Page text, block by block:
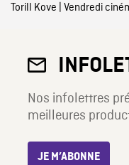
Torill Kove | Vendredi
Nos infolettres
meilleures
JE M’ABONNE